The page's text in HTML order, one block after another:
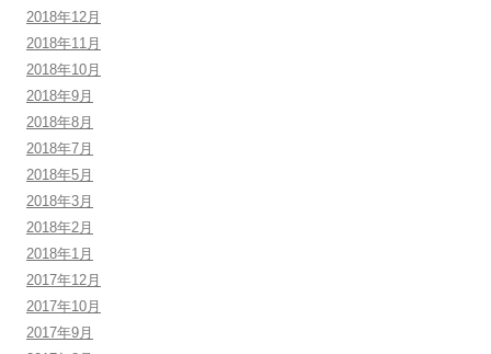
2018年12月
2018年11月
2018年10月
2018年9月
2018年8月
2018年7月
2018年5月
2018年3月
2018年2月
2018年1月
2017年12月
2017年10月
2017年9月